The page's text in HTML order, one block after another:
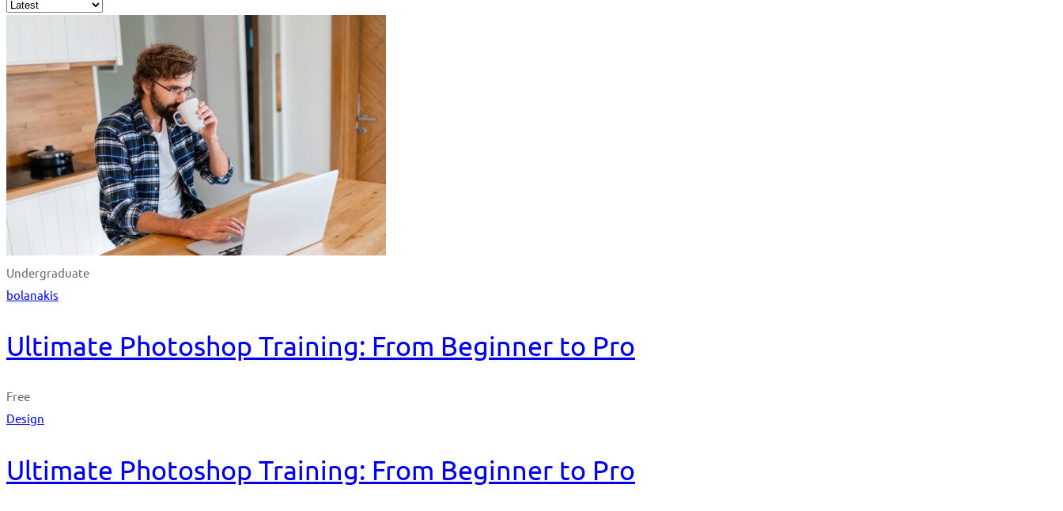
Undergraduate
bolanakis
Ultimate Photoshop Training: From Beginner to Pro
Free
Design
Ultimate Photoshop Training: From Beginner to Pro